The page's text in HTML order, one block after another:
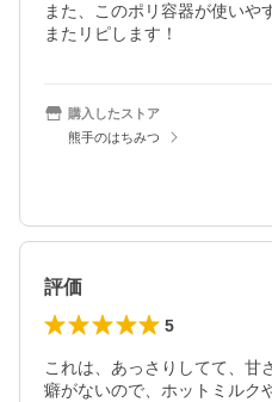
また、このポリ容器が使いや
またリピします！
購入したストア
熊手のはちみつ
評価
5
これは、あっさりしてて、甘
癖がないので、ホットミルク